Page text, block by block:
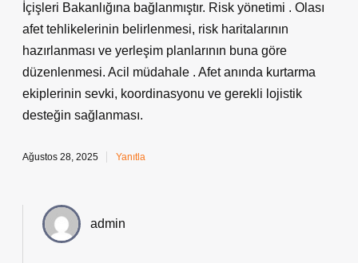
İçişleri Bakanlığına bağlanmıştır. Risk yönetimi . Olası
afet tehlikelerinin belirlenmesi, risk haritalarının
hazırlanması ve yerleşim planlarının buna göre
düzenlenmesi. Acil müdahale . Afet anında kurtarma
ekiplerinin sevki, koordinasyonu ve gerekli lojistik
desteğin sağlanması.
Ağustos 28, 2025 Yanıtla
admin